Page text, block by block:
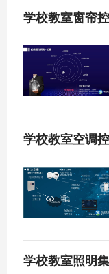
学校教室窗帘
学校教室空调
学校教室照明